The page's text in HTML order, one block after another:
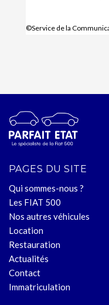
©Service de la
PAGES DU SITE
Qui sommes-nous ?
Les FIAT 500
Nos autres véhicules
Location
Restauration
Actualités
Contact
Immatriculation